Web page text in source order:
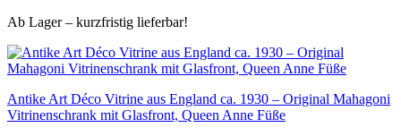
Ab Lager – kurzfristig lieferbar!
Antike Art Déco Vitrine aus England ca. 1930 – Original Mahagoni
Vitrinenschrank mit Glasfront, Queen Anne Füße